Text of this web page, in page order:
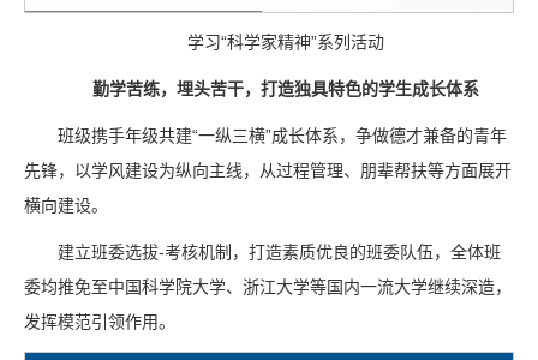
学习“科学家精神”系列活动
勤学苦练，埋头苦干，打造独具特色的学生成长体系
班级携手年级共建“一纵三横”成长体系，争做德才兼备的青年
先锋，以学风建设为纵向主线，从过程管理、朋辈帮扶等方面展开
横向建设。
建立班委选拔-考核机制，打造素质优良的班委队伍，全体班
委均推免至中国科学院大学、浙江大学等国内一流大学继续深造，
发挥模范引领作用。